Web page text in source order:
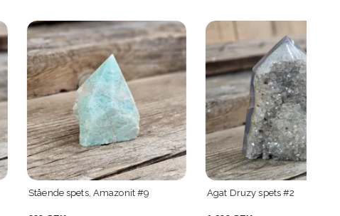
spets, Amazonit #9 Agat Druzy spets #2